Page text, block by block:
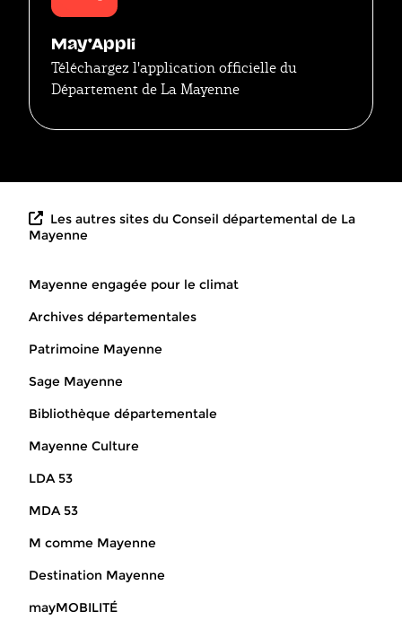
May'Appli
Téléchargez l'application officielle du
Département de La Mayenne
Les autres sites du Conseil départemental de La
Mayenne
Mayenne engagée pour le climat
Archives départementales
Patrimoine Mayenne
Sage Mayenne
Bibliothèque départementale
Mayenne Culture
LDA 53
MDA 53
M comme Mayenne
Destination Mayenne
mayMOBILITÉ